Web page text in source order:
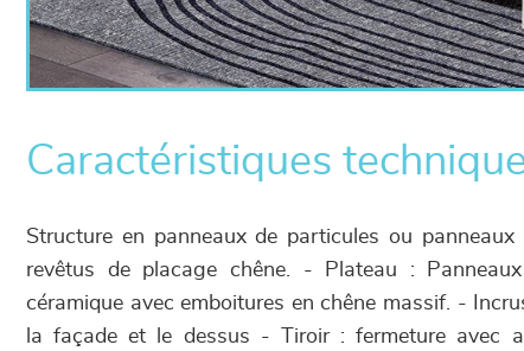
Caractéristiques
Structure en panneaux de particules ou
revêtus de placage chêne. - Plateau :
céramique avec emboitures en chêne massif. -
la façade et le dessus - Tiroir : fermeture avec